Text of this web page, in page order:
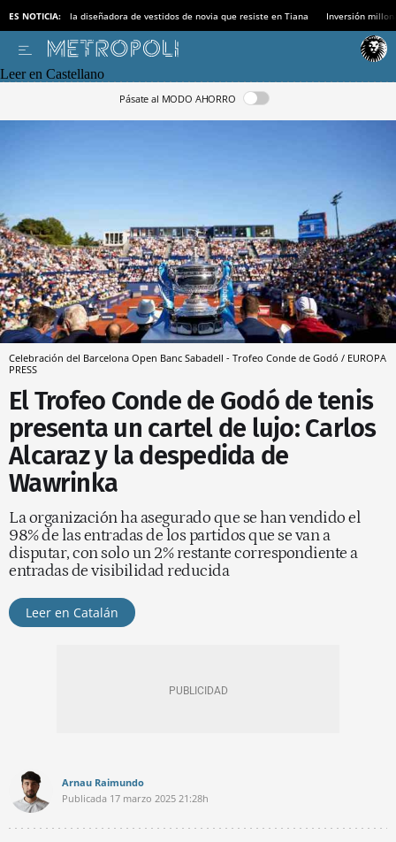
ES NOTICIA: la diseñadora de vestidos de novia que resiste en Tiana Inversión
Leer en Castellano
Pásate al MODO AHORRO
Celebración del Barcelona Open Banc Sabadell - Trofeo Conde de Godó / EUROPA
PRESS
El Trofeo Conde de Godó de tenis
presenta un cartel de lujo: Carlos
Alcaraz y la despedida de
Wawrinka
La organización ha asegurado que se han vendido el
98% de las entradas de los partidos que se van a
disputar, con solo un 2% restante correspondiente a
entradas de visibilidad reducida
Leer en Catalán
Arnau Raimundo
Publicada 17 marzo 2025 21:28h